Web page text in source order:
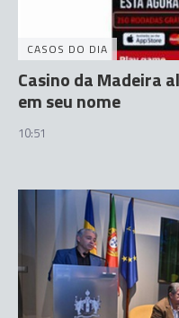
CASOS DO DIA
Casino da Madeira
em seu nome
10:51